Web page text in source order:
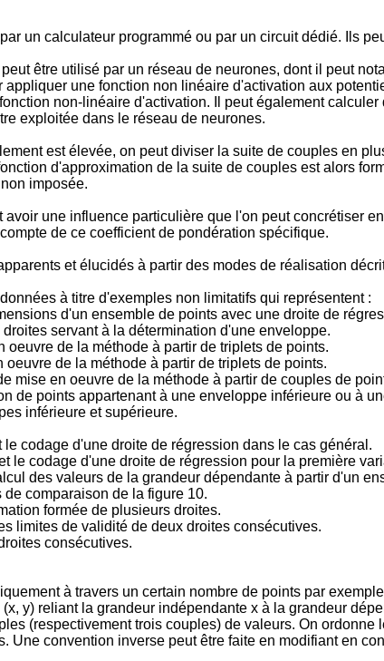
un calculateur programmé ou par un circuit dédié. Ils
être utilisé par un réseau de neurones, dont il peut
une fonction non linéaire d'activation aux
non-linéaire d'activation. Il peut également
exploitée dans le réseau de neurones.
est élevée, on peut diviser la suite de couples en
d'approximation de la suite de couples est alors
imposée.
une influence particulière que l'on peut concrétiser
de ce coefficient de pondération spécifique.
et élucidés à partir des modes de réalisation
à titre d'exemples non limitatifs qui représentent :
d'un ensemble de points avec une droite de
servant à la détermination d'une enveloppe.
de la méthode à partir de triplets de points.
de la méthode à partir de triplets de points.
mise en oeuvre de la méthode à partir de couples de
de points appartenant à une enveloppe inférieure ou à
inférieure et supérieure.
codage d'une droite de régression dans le cas général.
le codage d'une droite de régression pour la première
des valeurs de la grandeur dépendante à partir d'un
comparaison de la figure 10.
formée de plusieurs droites.
limites de validité de deux droites consécutives.
consécutives.
à travers un certain nombre de points par
y) reliant la grandeur indépendante x à la grandeur
(respectivement trois couples) de valeurs. On
Une convention inverse peut être faite en modifiant en